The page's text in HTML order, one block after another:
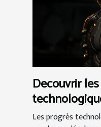
Decouvrir
de massage
Les progrès